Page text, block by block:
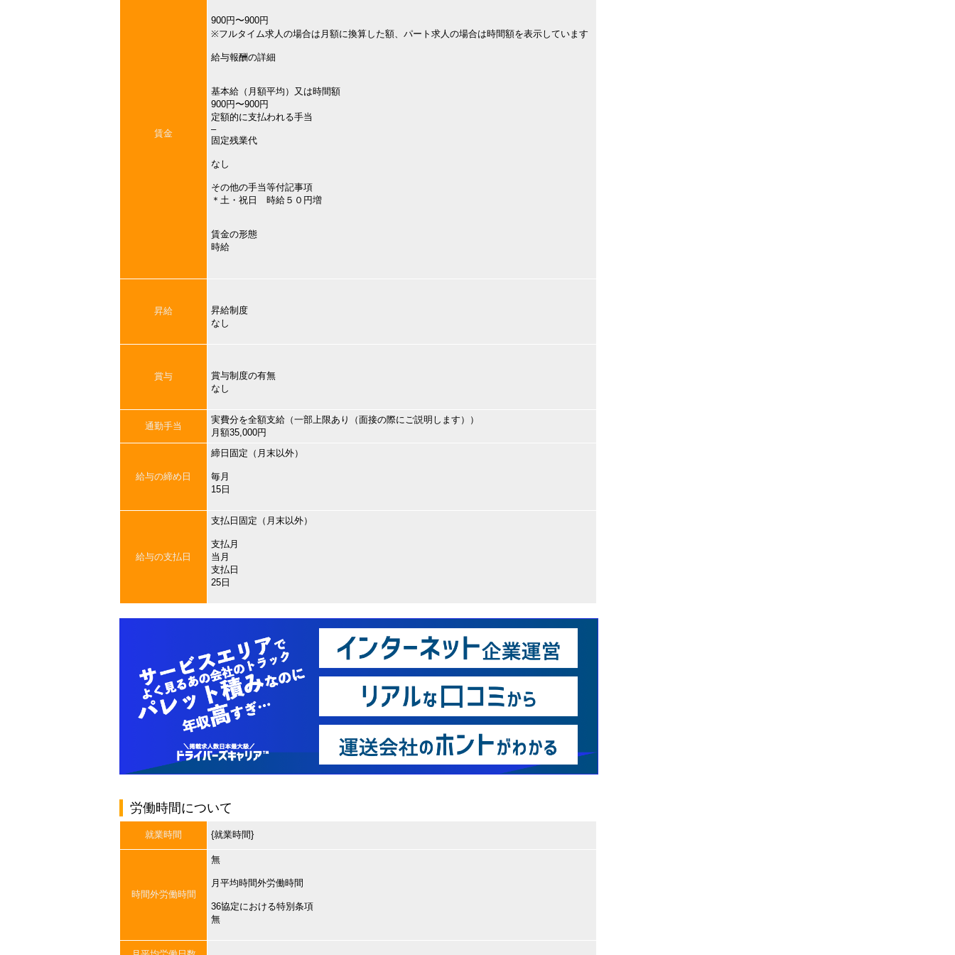
賃金
900円〜900円
※フルタイム求人の場合は月額に換算した額、パート求人の場合は時間額を表示しています
給与報酬の詳細
基本給（月額平均）又は時間額
900円〜900円
定額的に支払われる手当
–
固定残業代
なし
その他の手当等付記事項
＊土・祝日 時給５０円増
賃金の形態
時給
昇給
昇給制度
なし
賞与
賞与制度の有無
なし
通勤手当
実費分を全額支給（一部上限あり（面接の際にご説明します））
月額35,000円
給与の締め日
締日固定（月末以外）
毎月
15日
給与の支払日
支払日固定（月末以外）
支払月
当月
支払日
25日
労働時間について
就業時間 {就業時間}
時間外労働時間
無
月平均時間外労働時間
36協定における特別条項
無